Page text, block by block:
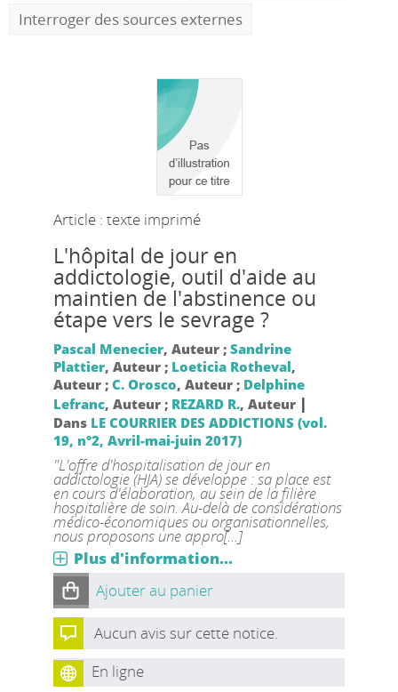
Interroger des sources externes
Article : texte imprimé
L'hôpital de jour en
addictologie, outil d'aide au
maintien de l'abstinence ou
étape vers le sevrage ?
Pascal Menecier, Auteur ; Sandrine
Plattier, Auteur ; Loeticia Rotheval,
Auteur ; C. Orosco, Auteur ; Delphine
Lefranc, Auteur ; REZARD R., Auteur |
Dans LE COURRIER DES ADDICTIONS (vol.
19, n°2, Avril-mai-juin 2017)
"L'offre d'hospitalisation de jour en
addictologie (HJA) se développe : sa place est
en cours d'élaboration, au sein de la filière
hospitalière de soin. Au-delà de considérations
médico-économiques ou organisationnelles,
nous proposons une appro[...]
Plus d'information...
Ajouter au panier
Aucun avis sur cette notice.
En ligne